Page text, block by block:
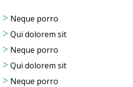
> Neque porro
> Qui dolorem sit
> Neque porro
> Qui dolorem sit
> Neque porro